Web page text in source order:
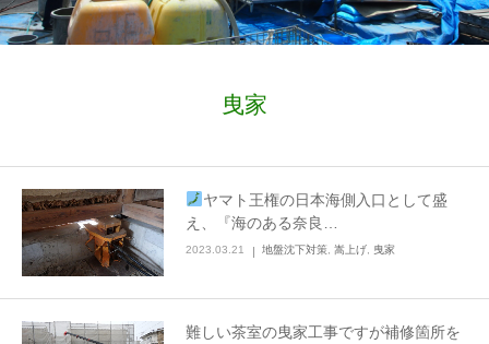
曳家
ヤマト王権の日本海側入口として盛
え、『海のある奈良…
2023.03.21 地盤沈下対策 嵩上げ 曳家
難しい茶室の曳家工事ですが補修箇所を
よくある質問
LINEでのお問い合わせ